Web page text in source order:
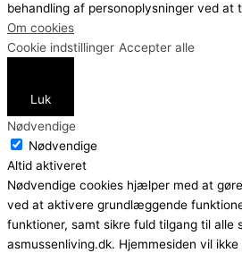
behandling af personoplysninger ved at
Om cookies
Cookie indstillinger Accepter alle
Luk
Nødvendige
Nødvendige
Altid aktiveret
Nødvendige cookies hjælper med at
ved at aktivere grundlæggende
funktioner, samt sikre fuld tilgang til alle
asmussenliving.dk. Hjemmesiden vil